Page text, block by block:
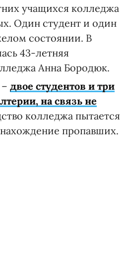
учащихся колледжа
Один студент и один
состоянии. В
43-летняя
Анна Бородюк.
двое студентов и три
на связь не
колледжа пытается
пропавших.